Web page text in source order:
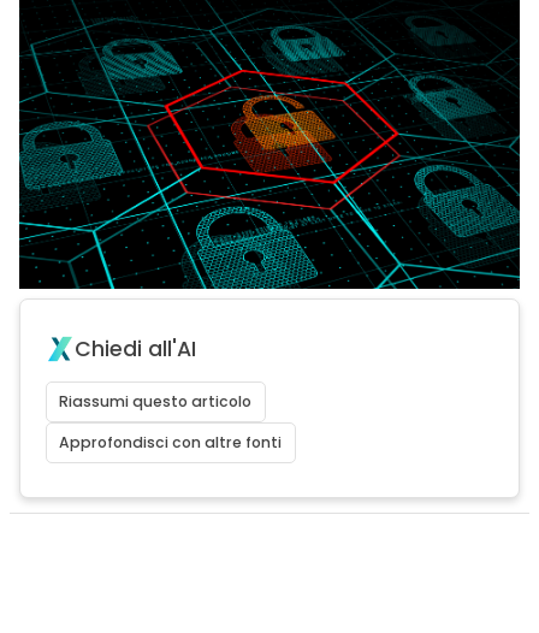
Chiedi all'AI
Riassumi questo articolo
Approfondisci con altre fonti